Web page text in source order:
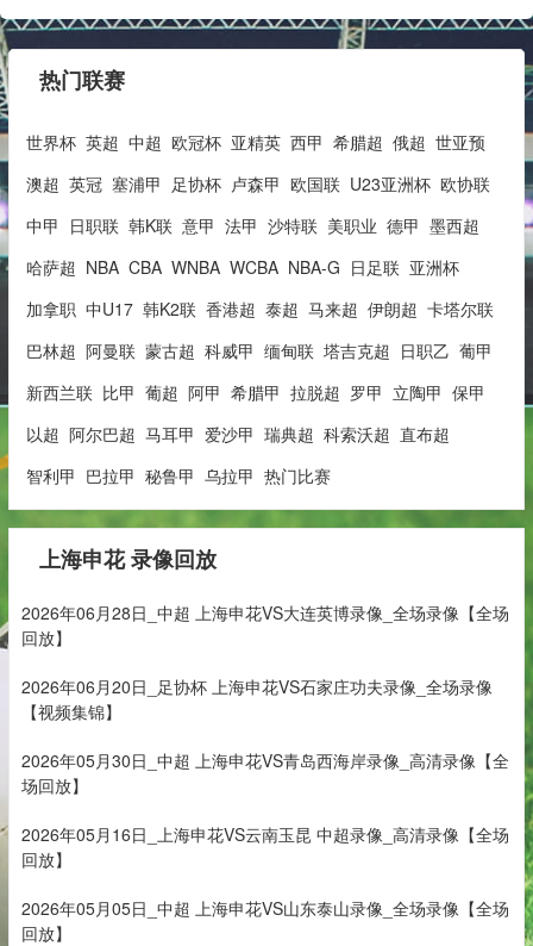
热门联赛
世界杯 英超 中超 欧冠杯 亚精英 西甲 希腊超 俄超 世亚预
澳超 英冠 塞浦甲 足协杯 卢森甲 欧国联 U23亚洲杯 欧协联
中甲 日职联 韩K联 意甲 法甲 沙特联 美职业 德甲 墨西超
哈萨超 NBA CBA WNBA WCBA NBA-G 日足联 亚洲杯
加拿职 中U17 韩K2联 香港超 泰超 马来超 伊朗超 卡塔尔联
巴林超 阿曼联 蒙古超 科威甲 缅甸联 塔吉克超 日职乙 葡甲
新西兰联 比甲 葡超 阿甲 希腊甲 拉脱超 罗甲 立陶甲 保甲
以超 阿尔巴超 马耳甲 爱沙甲 瑞典超 科索沃超 直布超
智利甲 巴拉甲 秘鲁甲 乌拉甲 热门比赛
上海申花 录像回放
2026年06月28日_中超 上海申花VS大连英博录像_全场录像【全场
回放】
2026年06月20日_足协杯 上海申花VS石家庄功夫录像_全场录像
【视频集锦】
2026年05月30日_中超 上海申花VS青岛西海岸录像_高清录像【全
场回放】
2026年05月16日_上海申花VS云南玉昆 中超录像_高清录像【全场
回放】
2026年05月05日_中超 上海申花VS山东泰山录像_全场录像【全场
回放】